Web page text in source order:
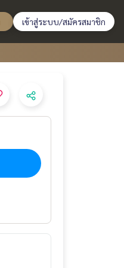
เข้าสู่ระบบ/สมัครสมาชิก